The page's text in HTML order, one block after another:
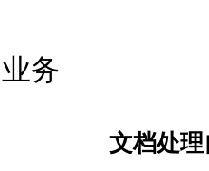
务
文档处